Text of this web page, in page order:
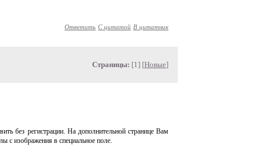
Ответить С цитатой В цитатник
Страницы: [1] [Новые]
без регистрации. На дополнительной странице Вам
с изображения в специальное поле.